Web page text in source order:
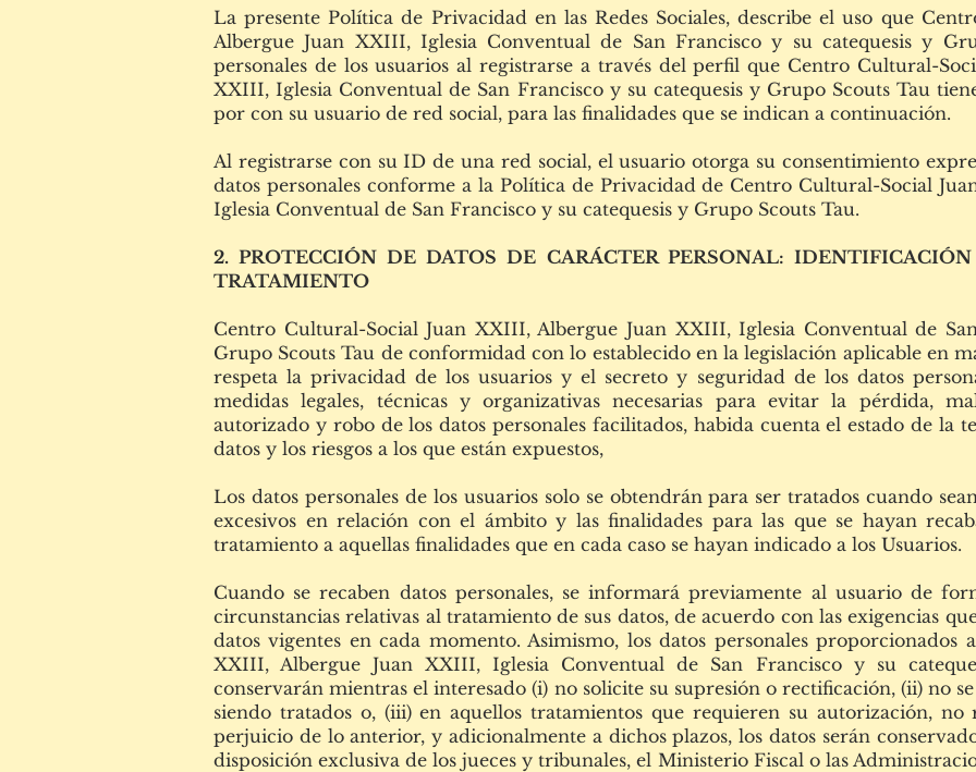
La presente Política de Privacidad en las Redes Sociales, describe el uso que
Albergue Juan XXIII, Iglesia Conventual de San Francisco y su catequesis y
personales de los usuarios al registrarse a través del perfil que Centro Cultural-
XXIII, Iglesia Conventual de San Francisco y su catequesis y Grupo Scouts Tau
por con su usuario de red social, para las finalidades que se indican a continuación.
Al registrarse con su ID de una red social, el usuario otorga su consentimiento
datos personales conforme a la Política de Privacidad de Centro Cultural-Social
Iglesia Conventual de San Francisco y su catequesis y Grupo Scouts Tau.
2. PROTECCIÓN DE DATOS DE CARÁCTER PERSONAL:
TRATAMIENTO
Centro Cultural-Social Juan XXIII, Albergue Juan XXIII, Iglesia Conventual de
Grupo Scouts Tau de conformidad con lo establecido en la legislación aplicable en
respeta la privacidad de los usuarios y el secreto y seguridad de los datos
medidas legales, técnicas y organizativas necesarias para evitar la pérdida,
autorizado y robo de los datos personales facilitados, habida cuenta el estado de la
datos y los riesgos a los que están expuestos,
Los datos personales de los usuarios solo se obtendrán para ser tratados cuando
excesivos en relación con el ámbito y las finalidades para las que se hayan
tratamiento a aquellas finalidades que en cada caso se hayan indicado a los Usuarios.
Cuando se recaben datos personales, se informará previamente al usuario de
circunstancias relativas al tratamiento de sus datos, de acuerdo con las exigencias
datos vigentes en cada momento. Asimismo, los datos personales proporcionados
XXIII, Albergue Juan XXIII, Iglesia Conventual de San Francisco y su
conservarán mientras el interesado (i) no solicite su supresión o rectificación, (ii) no
siendo tratados o, (iii) en aquellos tratamientos que requieren su autorización,
perjuicio de lo anterior, y adicionalmente a dichos plazos, los datos serán
disposición exclusiva de los jueces y tribunales, el Ministerio Fiscal o las